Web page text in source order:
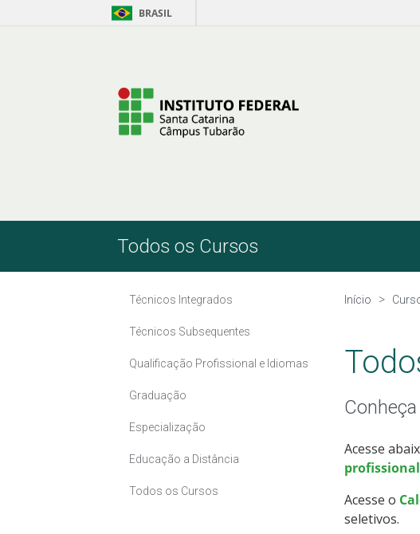
Pular para o Conteúdo BRASIL
Todos os Cursos
Técnicos Integrados
Técnicos Subsequentes
Qualificação Profissional e Idiomas
Graduação
Especialização
Educação a Distância
Todos os Cursos
Início
Acesse
Acesse o
seletivos.